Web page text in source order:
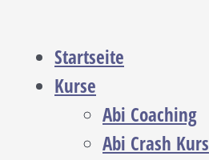
Startseite
Kurse
Abi Coaching
Abi Crash Kurs